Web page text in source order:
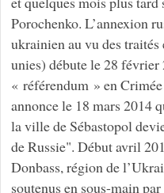
Porochenko. L’annexion
ukrainien au vu des traités
unies) débute le 28 février
« référendum » en
annonce le 18 mars 2014
la ville de Sébastopol
de Russie". Début avril
Donbass, région de
soutenus en sous-main